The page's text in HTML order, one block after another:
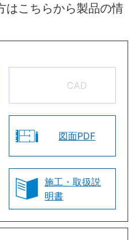
はこちらから製品の情
CAD
図面PDF
施工・取扱説
明書